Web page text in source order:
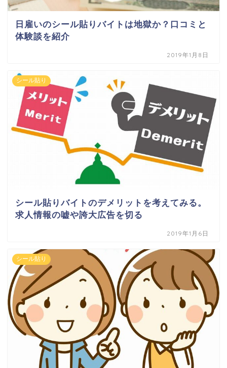
日雇いのシール貼りバイトは地獄か？口コミと
体験談を紹介
2019年1月8日
シール貼り
シール貼りバイトのデメリットを考えてみる。
求人情報の嘘や誇大広告を切る
2019年1月6日
シール貼り